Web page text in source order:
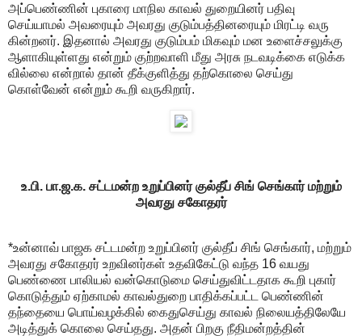
அப்பெண்ணின் புகாரை மாநில காவல் துறையினர் பதிவு
செய்யாமல் அவரையும் அவரது குடும்பத்தினரையும் மிரட்டி வரு
கின்றனர். இதனால் அவரது குடும்பம் மிகவும் மன உளைச்சலுக்கு
ஆளாகியுள்ளது என்றும் குற்றவாளி மீது அரசு நடவடிக்கை எடுக்க
வில்லை என்றால் தான் தீக்குளித்து தற்கொலை செய்து
கொள்வேன் என்றும் கூறி வருகிறார்.
உ.பி. பா.ஜ.க. சட்டமன்ற உறுப்பினர் குல்தீப் சிங் செங்கார் மற்றும்
அவரது சகோதரர்
*உன்னாவ் பாஜக சட்டமன்ற உறுப்பினர் குல்தீப் சிங் செங்கார், மற்றும்
அவரது சகோதரர் உறவினர்கள் உதவிகேட்டு வந்த 16 வயது
பெண்ணை பாலியல் வன்கொடுமை செய்துவிட்டதாக கூறி புகார்
கொடுத்தும் ஏற்காமல் காவல்துறை பாதிக்கப்பட்ட பெண்ணின்
தந்தையை பொய்வழக்கில் கைதுசெய்து காவல் நிலையத்திலேயே
அடித்துக் கொலை செய்தது. அதன் பிறகு நீதிமன்றத்தின்